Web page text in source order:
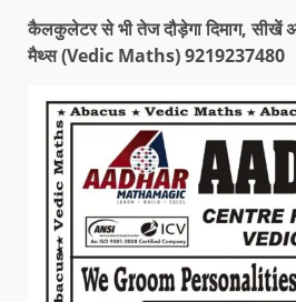
कैलकुलेटर से भी तेज दौड़ेगा दिमाग,
मैथ्स (Vedic Maths) 9219237480